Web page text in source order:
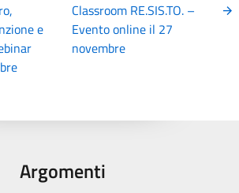
e
Classroom RE.SIS.TO. –
Evento online il 27
novembre
Argomenti